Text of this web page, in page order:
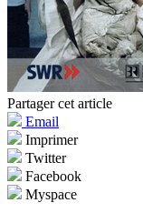
Partager cet article
Email
Imprimer
Twitter
Facebook
Myspace